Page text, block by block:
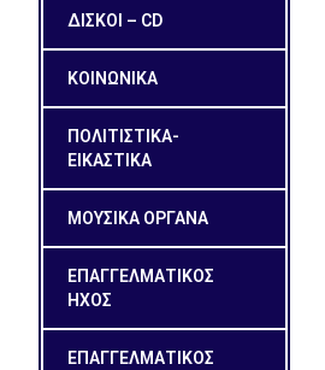
ΔΙΣΚΟΙ – CD
ΚΟΙΝΩΝΙΚΑ
ΠΟΛΙΤΙΣΤΙΚΑ-
ΕΙΚΑΣΤΙΚΑ
ΜΟΥΣΙΚΑ ΟΡΓΑΝΑ
ΕΠΑΓΓΕΛΜΑΤΙΚΟΣ
ΗΧΟΣ
ΕΠΑΓΓΕΛΜΑΤΙΚΟΣ